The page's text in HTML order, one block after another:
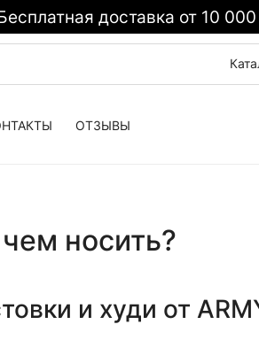
доставка от 10
ОТЗЫВЫ
носить?
и худи от